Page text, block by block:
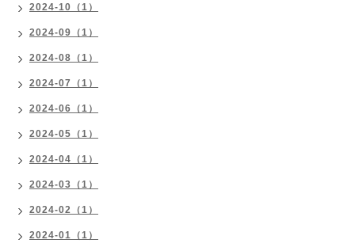
2024-10（1）
2024-09（1）
2024-08（1）
2024-07（1）
2024-06（1）
2024-05（1）
2024-04（1）
2024-03（1）
2024-02（1）
2024-01（1）